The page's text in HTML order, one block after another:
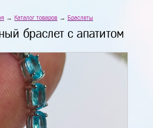
→ Каталог товаров → Браслеты
браслет с апатитом